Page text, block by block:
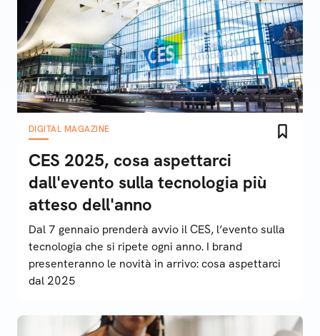
DIGITAL MAGAZINE
CES 2025, cosa aspettarci
dall'evento sulla tecnologia più
atteso dell'anno
Dal 7 gennaio prenderà avvio il CES, l’evento sulla
tecnologia che si ripete ogni anno. I brand
presenteranno le novità in arrivo: cosa aspettarci
dal 2025